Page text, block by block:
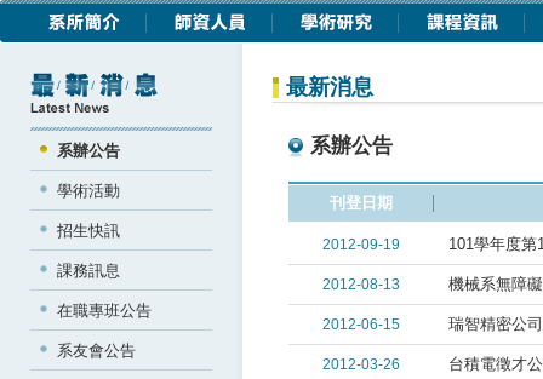
系辦公告
學術活動
招生快訊
課務訊息
在職專班公告
系友會公告
最新消息
系辦公告
刊登日期
2012-09-19 101學年度第
2012-08-13 機械系無障
2012-06-15 瑞智精密公
2012-03-26 台積電徵才